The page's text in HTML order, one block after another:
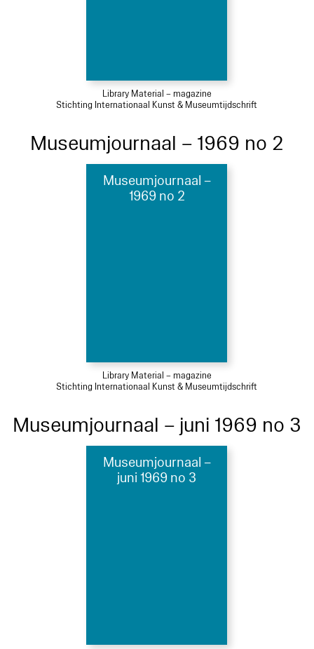
Library Material – magazine
Stichting Internationaal Kunst & Museumtijdschrift
Museumjournaal – 1969 no 2
Museumjournaal –
1969 no 2
Library Material – magazine
Stichting Internationaal Kunst & Museumtijdschrift
Museumjournaal – juni 1969 no 3
Museumjournaal –
juni 1969 no 3